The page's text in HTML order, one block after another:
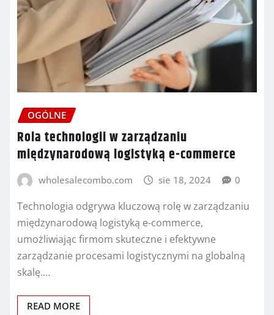
OGÓLNE
Rola technologii w zarządzaniu
międzynarodową logistyką e-commerce
wholesalecombo.com sie 18, 2024 0
Technologia odgrywa kluczową rolę w zarządzaniu
międzynarodową logistyką e-commerce,
umożliwiając firmom skuteczne i efektywne
zarządzanie procesami logistycznymi na globalną
skalę.…
READ MORE